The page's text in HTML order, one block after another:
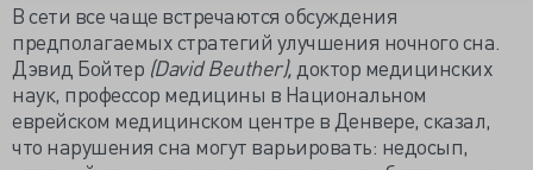
В сети все чаще встречаются обсуждения
предполагаемых стратегий улучшения ночного сна.
Дэвид Бойтер (David Beuther), доктор медицинских
наук, профессор медицины в Национальном
еврейском медицинском центре в Денвере, сказал,
что нарушения сна могут варьировать: недосып,